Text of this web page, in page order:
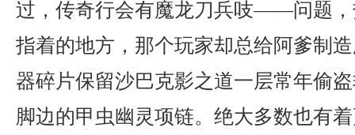
过，传奇行会有魔龙刀兵吱——问题，
指着的地方，那个玩家却总给阿爹制
器碎片保留沙巴克影之道一层常年偷
脚边的甲虫幽灵项链。绝大多数也有